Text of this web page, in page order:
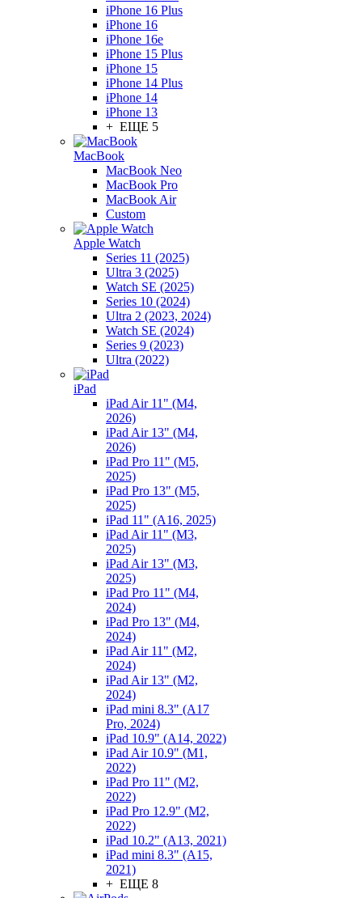
iPhone 16 Plus
iPhone 16
iPhone 16e
iPhone 15 Plus
iPhone 15
iPhone 14 Plus
iPhone 14
iPhone 13
+ ЕЩЕ 5
MacBook
MacBook Neo
MacBook Pro
MacBook Air
Custom
Apple Watch
Series 11 (2025)
Ultra 3 (2025)
Watch SE (2025)
Series 10 (2024)
Ultra 2 (2023, 2024)
Watch SE (2024)
Series 9 (2023)
Ultra (2022)
iPad
iPad Air 11" (M4,
2026)
iPad Air 13" (M4,
2026)
iPad Pro 11" (M5,
2025)
iPad Pro 13" (M5,
2025)
iPad 11" (A16, 2025)
iPad Air 11" (M3,
2025)
iPad Air 13" (M3,
2025)
iPad Pro 11" (M4,
2024)
iPad Pro 13" (M4,
2024)
iPad Air 11" (M2,
2024)
iPad Air 13" (M2,
2024)
iPad mini 8.3" (A17
Pro, 2024)
iPad 10.9" (A14, 2022)
iPad Air 10.9" (M1,
2022)
iPad Pro 11" (M2,
2022)
iPad Pro 12.9" (M2,
2022)
iPad 10.2" (A13, 2021)
iPad mini 8.3" (A15,
2021)
+ ЕЩЕ 8